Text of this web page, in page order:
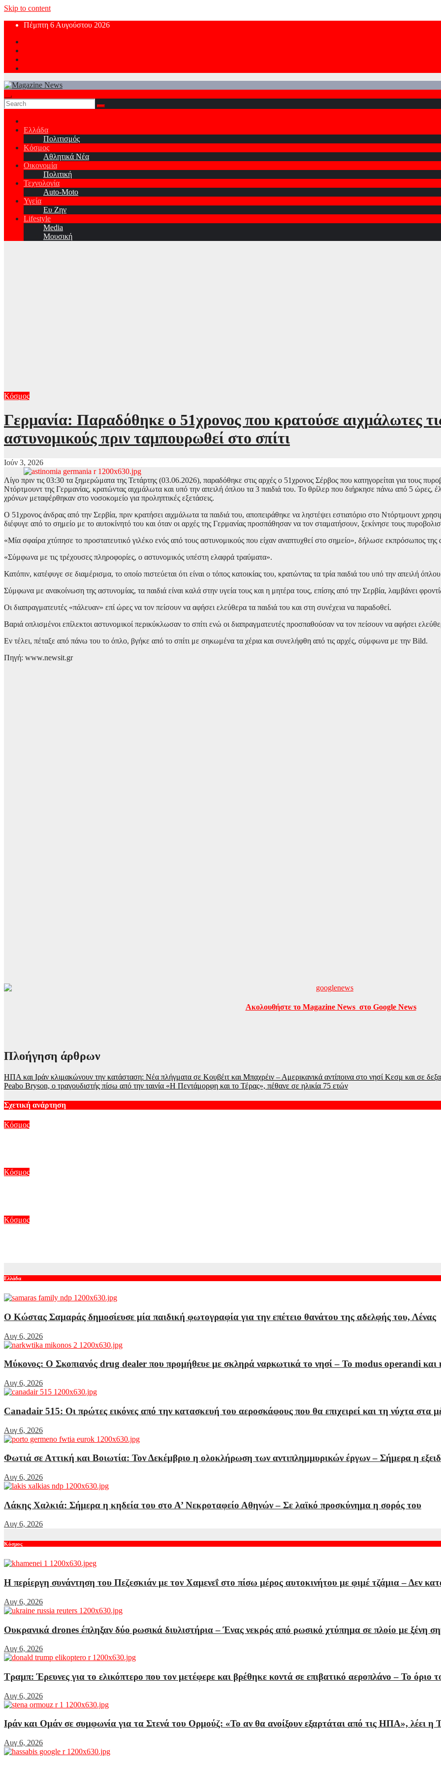
Skip to content
Πέμπτη 6 Αυγούστου 2026
Ελλάδα
Πολιτισμός
Κόσμος
Αθλητικά Νέα
Οικονομία
Πολιτική
Τεχνολογία
Auto-Moto
Υγεία
Ευ Ζην
Lifestyle
Media
Μουσική
Κόσμος
Γερμανία: Παραδόθηκε ο 51χρονος που κρατούσε αιχμάλωτες
αστυνομικούς πριν ταμπουρωθεί στο σπίτι
Ιούν 3, 2026
Λίγο πριν τις 03:30 τα ξημερώματα της Τετάρτης (03.06.2026), παραδόθηκε στις αρχές ο 51χρονος Σέρβος που κατηγορείται για τους
Ντόρτμουντ της Γερμανίας, κρατώντας αιχμάλωτα και υπό την απειλή όπλου τα 3 παιδιά του. Το θρίλερ που διήρκησε πάνω από 5 ώρες,
χρόνων μεταφέρθηκαν στο νοσοκομείο για προληπτικές εξετάσεις.
Ο 51χρονος άνδρας από την Σερβία, πριν κρατήσει αιχμάλωτα τα παιδιά του, αποπειράθηκε να ληστέψει εστιατόριο στο Ντόρτμουντ
διέφυγε από το σημείο με το αυτοκίνητό του και όταν οι αρχές της Γερμανίας προσπάθησαν να τον σταματήσουν, ξεκίνησε τους
«Μία σφαίρα χτύπησε το προστατευτικό γιλέκο ενός από τους αστυνομικούς που είχαν αναπτυχθεί στο σημείο», δήλωσε εκπρόσωπος της
«Σύμφωνα με τις τρέχουσες πληροφορίες, ο αστυνομικός υπέστη ελαφρά τραύματα».
Κατόπιν, κατέφυγε σε διαμέρισμα, το οποίο πιστεύεται ότι είναι ο τόπος κατοικίας του, κρατώντας τα τρία παιδιά του υπό την απειλή
Σύμφωνα με ανακοίνωση της αστυνομίας, τα παιδιά είναι καλά στην υγεία τους και η μητέρα τους, επίσης από την Σερβία, λαμβάνει
Οι διαπραγματευτές «πάλευαν» επί ώρες να τον πείσουν να αφήσει ελεύθερα τα παιδιά του και στη συνέχεια να παραδοθεί.
Βαριά οπλισμένοι επίλεκτοι αστυνομικοί περικύκλωσαν το σπίτι ενώ οι διαπραγματευτές προσπαθούσαν να τον πείσουν να αφήσει
Εν τέλει, πέταξε από πάνω του το όπλο, βγήκε από το σπίτι με σηκωμένα τα χέρια και συνελήφθη από τις αρχές, σύμφωνα με την Bild.
Πηγή: www.newsit.gr
Ακολουθήστε το Magazine News στο Google News
Πλοήγηση άρθρων
ΗΠΑ και Ιράν κλιμακώνουν την κατάσταση: Νέα πλήγματα σε Κουβέιτ και Μπαχρέιν – Αμερικανικά αντίποινα στο νησί Κεσμ και σε
Peabo Bryson, o τραγουδιστής πίσω από την ταινία «Η Πεντάμορφη και το Τέρας», πέθανε σε ηλικία 75 ετών
Σχετική ανάρτηση
Κόσμος
Κόσμος
Κόσμος
Ελλάδα
Ο Κώστας Σαμαράς δημοσίευσε μία παιδική φωτογραφία για την επέτειο θανάτου της αδελφής του, Λένας
Αυγ 6, 2026
Μύκονος: Ο Σκοπιανός drug dealer που προμήθευε με σκληρά ναρκωτικά το νησί – Το modus operandi και
Αυγ 6, 2026
Canadair 515: Οι πρώτες εικόνες από την κατασκευή του αεροσκάφους που θα επιχειρεί και τη νύχτα στα
Αυγ 6, 2026
Φωτιά σε Αττική και Βοιωτία: Τον Δεκέμβριο η ολοκλήρωση των αντιπλημμυρικών έργων – Σήμερα η
Αυγ 6, 2026
Λάκης Χαλκιά: Σήμερα η κηδεία του στο Α’ Νεκροταφείο Αθηνών – Σε λαϊκό προσκύνημα η σορός του
Αυγ 6, 2026
Κόσμος
Η περίεργη συνάντηση του Πεζεσκιάν με τον Χαμενεΐ στο πίσω μέρος αυτοκινήτου με φιμέ τζάμια – Δεν
Αυγ 6, 2026
Ουκρανικά drones έπληξαν δύο ρωσικά διυλιστήρια – Ένας νεκρός από ρωσικό χτύπημα σε πλοίο με
Αυγ 6, 2026
Τραμπ: Έρευνες για το ελικόπτερο που τον μετέφερε και βρέθηκε κοντά σε επιβατικό αεροπλάνο – Το όριο
Αυγ 6, 2026
Ιράν και Ομάν σε συμφωνία για τα Στενά του Ορμούζ: «Το αν θα ανοίξουν εξαρτάται από τις ΗΠΑ», λέει η
Αυγ 6, 2026